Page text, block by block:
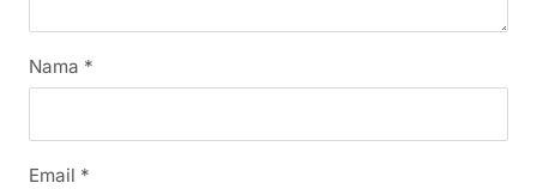
Nama *
Email *